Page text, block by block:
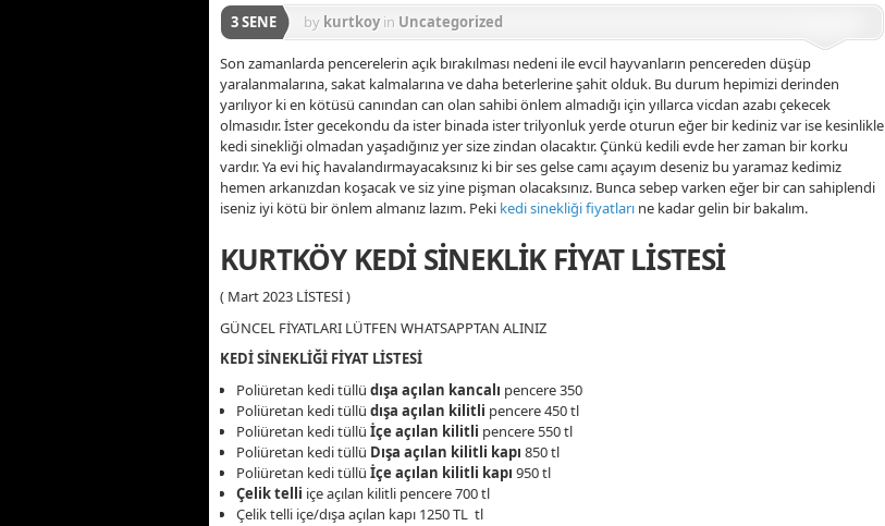
3 SENE by kurtkoy in Uncategorized
Son zamanlarda pencerelerin açık bırakılması nedeni ile evcil hayvanların pencereden düşüp
yaralanmalarına, sakat kalmalarına ve daha beterlerine şahit olduk. Bu durum hepimizi derinden
yarılıyor ki en kötüsü canından can olan sahibi önlem almadığı için yıllarca vicdan azabı çekecek
olmasıdır. İster gecekondu da ister binada ister trilyonluk yerde oturun eğer bir kediniz var ise kesinlikle
kedi sinekliği olmadan yaşadığınız yer size zindan olacaktır. Çünkü kedili evde her zaman bir korku
vardır. Ya evi hiç havalandırmayacaksınız ki bir ses gelse camı açayım deseniz bu yaramaz kedimiz
hemen arkanızdan koşacak ve siz yine pişman olacaksınız. Bunca sebep varken eğer bir can sahiplendi
iseniz iyi kötü bir önlem almanız lazım. Peki kedi sinekliği fiyatları ne kadar gelin bir bakalım.
KURTKÖY KEDİ SİNEKLİK FİYAT LİSTESİ
( Mart 2023 LİSTESİ )
GÜNCEL FİYATLARI LÜTFEN WHATSAPPTAN ALINIZ
KEDİ SİNEKLİĞİ FİYAT LİSTESİ
Poliüretan kedi tüllü dışa açılan kancalı pencere 350
Poliüretan kedi tüllü dışa açılan kilitli pencere 450 tl
Poliüretan kedi tüllü İçe açılan kilitli pencere 550 tl
Poliüretan kedi tüllü Dışa açılan kilitli kapı 850 tl
Poliüretan kedi tüllü İçe açılan kilitli kapı 950 tl
Çelik telli içe açılan kilitli pencere 700 tl
Çelik telli içe/dışa açılan kapı 1250 TL tl